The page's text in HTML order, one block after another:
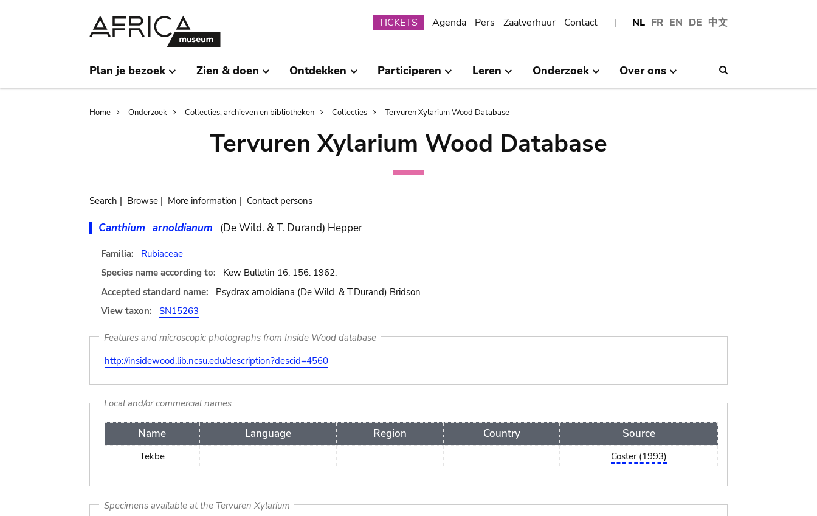
NL FR EN DE 中文
Submenu
TICKETS Agenda Pers Zaalverhuur Contact
Plan je bezoek Zien & doen Ontdekken Participeren Leren Onderzoek Over ons
Breadcrumb
Home Onderzoek Collecties, archieven en bibliotheken Collecties Tervuren Xylarium Wood Database
Tervuren Xylarium Wood Database
Search | Browse | More information | Contact persons
Canthium arnoldianum (De Wild. & T. Durand) Hepper
Familia:
Rubiaceae
Species name according to:
Kew Bulletin 16: 156. 1962.
Accepted standard name:
Psydrax arnoldiana (De Wild. & T.Durand) Bridson
View taxon:
SN15263
Features and microscopic photographs from Inside Wood database
http://insidewood.lib.ncsu.edu/description?descid=4560
Local and/or commercial names
Name Language Region Country Source
Tekbe Coster (1993)
Specimens available at the Tervuren Xylarium